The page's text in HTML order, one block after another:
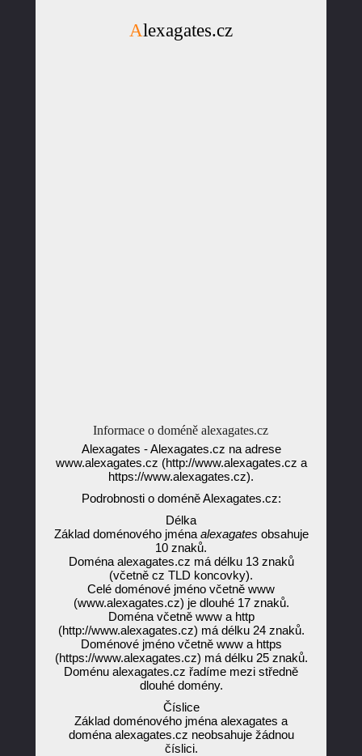
Alexagates.cz
Informace o doméně alexagates.cz
Alexagates - Alexagates.cz na adrese
www.alexagates.cz (http://www.alexagates.cz a
https://www.alexagates.cz).
Podrobnosti o doméně Alexagates.cz:
Délka
Základ doménového jména alexagates obsahuje
10 znaků.
Doména alexagates.cz má délku 13 znaků
(včetně cz TLD koncovky).
Celé doménové jméno včetně www
(www.alexagates.cz) je dlouhé 17 znaků.
Doména včetně www a http
(http://www.alexagates.cz) má délku 24 znaků.
Doménové jméno včetně www a https
(https://www.alexagates.cz) má délku 25 znaků.
Doménu alexagates.cz řadíme mezi středně
dlouhé domény.
Číslice
Základ doménového jména alexagates a
doména alexagates.cz neobsahuje žádnou
číslici.